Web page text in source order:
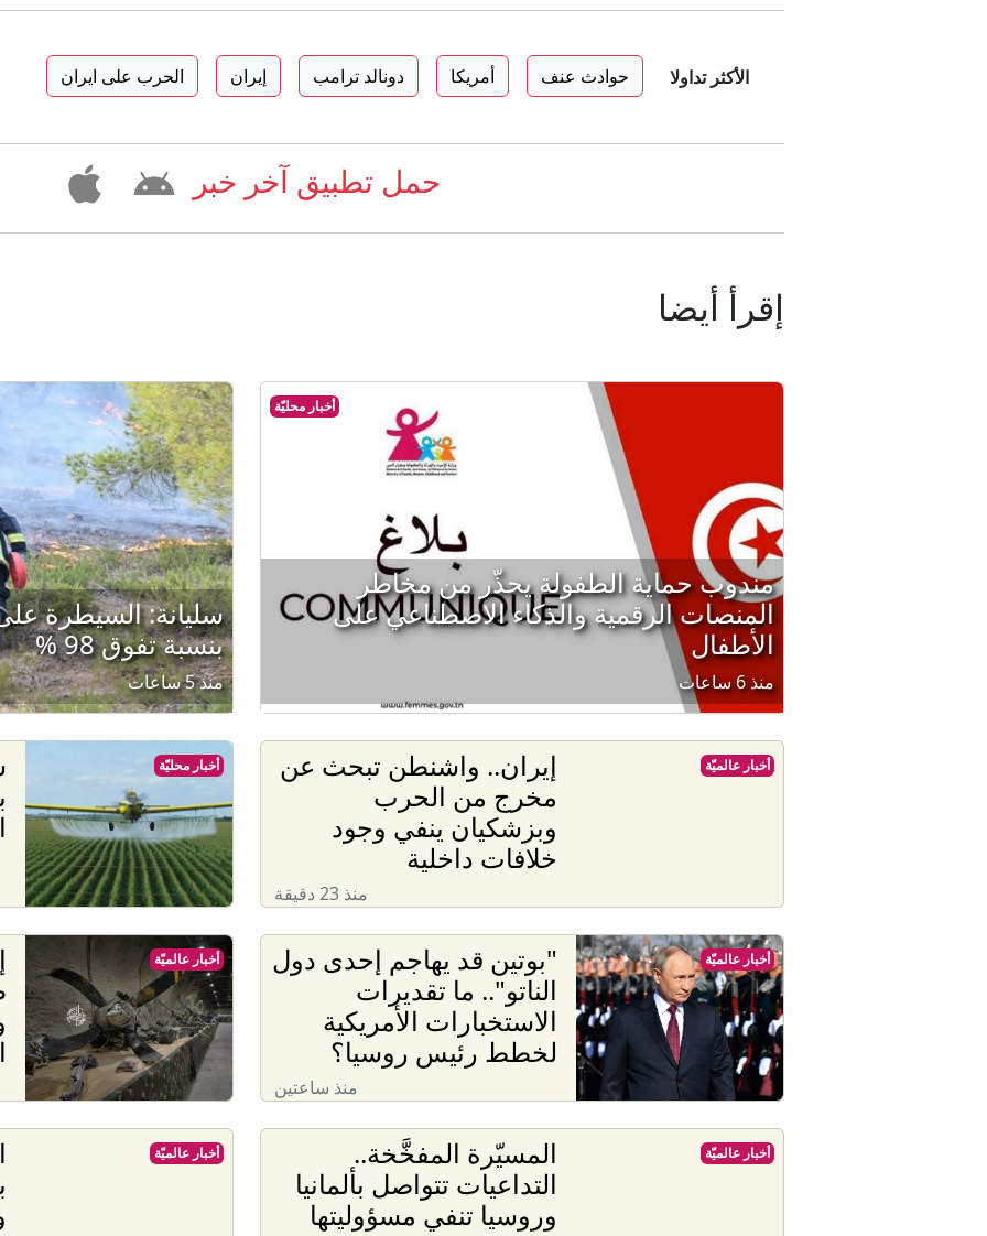
الأكثر تداولا حوادث عنف أمريكا دونالد ترامب إيران الحرب على ايران
حمل تطبيق آخر خبر
إقرأ أيضا
أخبار محليّة
مندوب حماية الطفولة يحذّر من مخاطر
المنصات الرقمية والذكاء الاصطناعي على
الأطفال
منذ 6 ساعات
سليانة: السيطرة
بنسبة تفوق 98 %
منذ 5 ساعات
إيران.. واشنطن تبحث عن
مخرج من الحرب
وبزشكيان ينفي وجود
خلافات داخلية
منذ 23 دقيقة
أخبار عالميّة أخبار محليّة
"بوتين قد يهاجم إحدى دول
الناتو".. ما تقديرات
الاستخبارات الأمريكية
لخطط رئيس روسيا؟
منذ ساعتين
أخبار عالميّة أخبار عالميّة
المسيّرة المفخَّخة..
التداعيات تتواصل بألمانيا
وروسيا تنفي مسؤوليتها
أخبار عالميّة أخبار عالميّة